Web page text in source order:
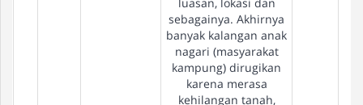
sebagainya. Akhirnya
banyak kalangan anak
nagari (masyarakat
kampung) dirugikan
karena merasa
kehilangan tanah,